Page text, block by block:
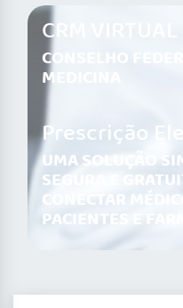
CRM VIRTUAL
CONSELHO
MEDICINA
Prescrição
UMA SOLUÇÃO
SEGURA E
CONECTAR
PACIENTES E